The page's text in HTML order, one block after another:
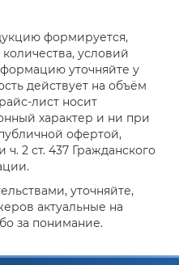
формируется,
условий
уточняйте у
действует на объём
лист носит
характер и ни при
офертой,
2 ст. 437 Гражданского
уточняйте,
актуальные на
за понимание.